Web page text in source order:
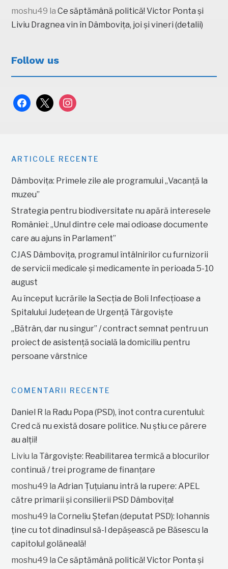
moshu49 laCe săptămână politică! Victor Ponta și
Liviu Dragnea vin în Dâmbovița, joi și vineri (detalii)
Follow us
facebook
x instagram
ARTICOLE RECENTE
Dâmbovița: Primele zile ale programului „Vacanță la
muzeu”
Strategia pentru biodiversitate nu apără interesele
României: „Unul dintre cele mai odioase documente
care au ajuns în Parlament”
CJAS Dâmbovița, programul întâlnirilor cu furnizorii
de servicii medicale și medicamente în perioada 5-10
august
Au început lucrările la Secția de Boli Infecțioase a
Spitalului Județean de Urgență Târgoviște
„Bătrân, dar nu singur” / contract semnat pentru un
proiect de asistență socială la domiciliu pentru
persoane vârstnice
COMENTARII RECENTE
Daniel R la Radu Popa (PSD), înot contra curentului:
Cred că nu există dosare politice. Nu știu ce părere
au alții!
Liviu la Târgoviște: Reabilitarea termică a blocurilor
continuă / trei programe de finanțare
moshu49 laAdrian Țuțuianu intră la rupere: APEL
către primarii și consilierii PSD Dâmbovița!
moshu49 laCorneliu Ștefan (deputat PSD): Iohannis
ține cu tot dinadinsul să-l depășească pe Băsescu la
capitolul golăneală!
moshu49 laCe săptămână politică! Victor Ponta și